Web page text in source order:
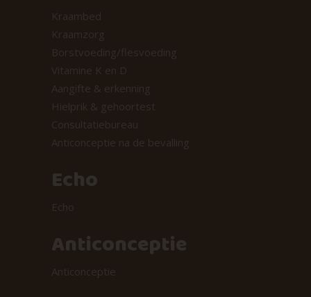
Kraambed
Kraamzorg
Borstvoeding/flesvoeding
Vitamine K en D
Aangifte & erkenning
Hielprik & gehoortest
Consultatiebureau
Anticonceptie na de bevalling
Echo
Echo
Anticonceptie
Anticonceptie